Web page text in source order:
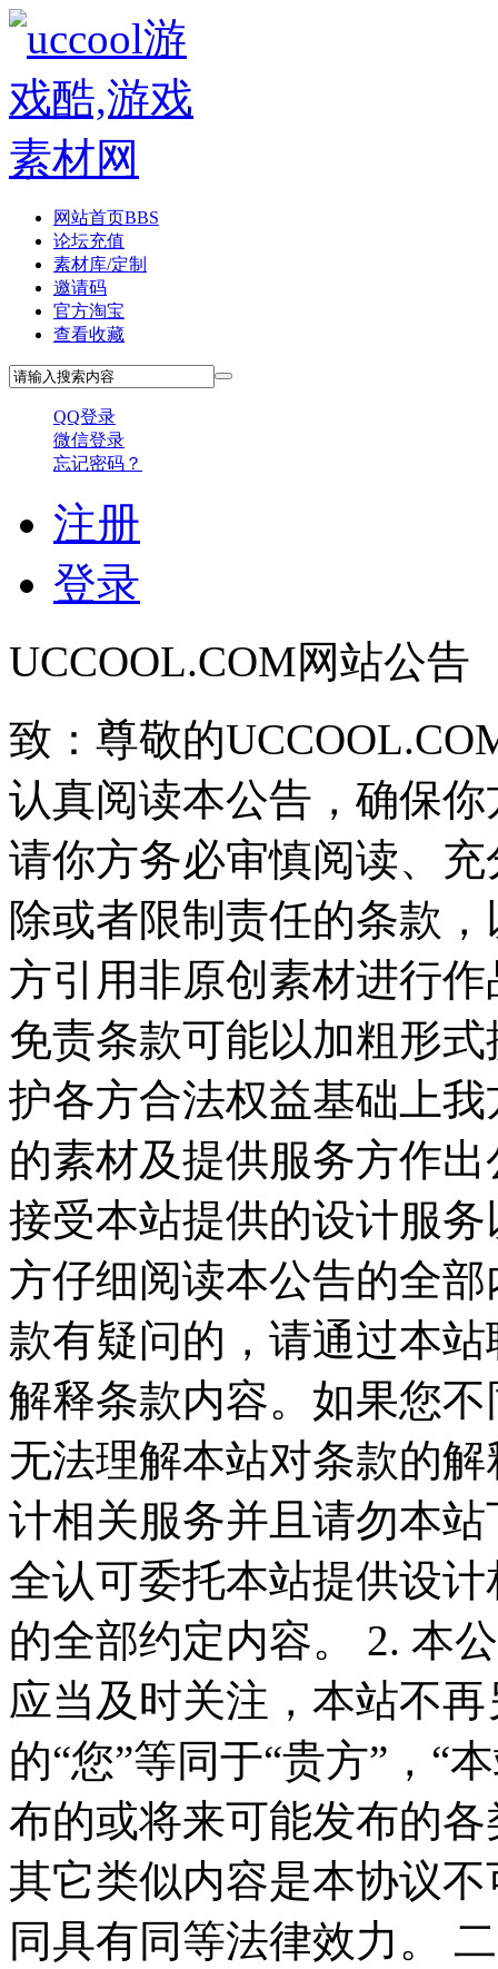
网站首页BBS
论坛充值
素材库/定制
邀请码
官方淘宝
查看收藏
QQ登录
微信登录
忘记密码？
注册
登录
UCCOOL.COM网站公告
致：尊敬的
认真阅读本公告，确保
请你方务必审慎阅读、
除或者限制责任的条款
方引用非原创素材进行
免责条款可能以加粗形
护各方合法权益基础上
的素材及提供服务方作
接受本站提供的设计服
方仔细阅读本公告的全
款有疑问的，请通过本
解释条款内容。如果您
无法理解本站对条款的
计相关服务并且请勿本
全认可委托本站提供设
的全部约定内容。 2. 本
应当及时关注，本站不
的“您”等同于“贵方”，“
布的或将来可能发布的
其它类似内容是本协议
同具有同等法律效力。